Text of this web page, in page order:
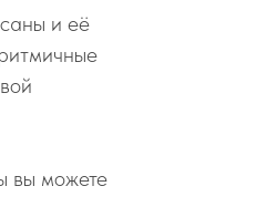
и её
вы можете